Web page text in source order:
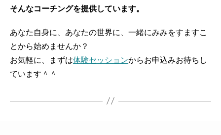
そんなコーチングを提供しています。
あなた自身に、あなたの世界に、一緒にみみをすますこ
とから始めませんか？
お気軽に、まずは体験セッションからお申込みお待ちし
ています＾＾